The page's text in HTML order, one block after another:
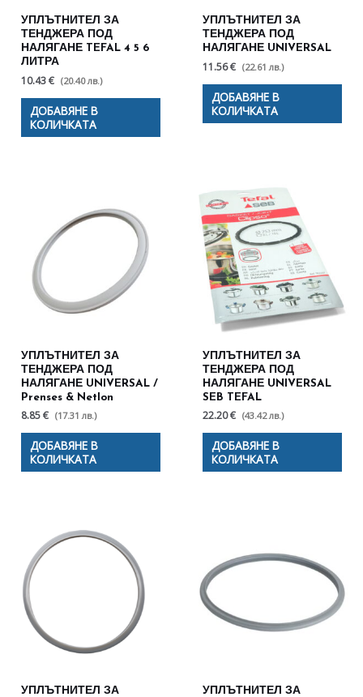
УПЛЪТНИТЕЛ ЗА
ТЕНДЖЕРА ПОД
НАЛЯГАНЕ TEFAL 4 5 6
ЛИТРА
10.43 € (20.40 лв.)
ДОБАВЯНЕ В
КОЛИЧКАТА
УПЛЪТНИТЕЛ ЗА
ТЕНДЖЕРА ПОД
НАЛЯГАНЕ UNIVERSAL
11.56 € (22.61 лв.)
ДОБАВЯНЕ В
КОЛИЧКАТА
УПЛЪТНИТЕЛ ЗА
ТЕНДЖЕРА ПОД
НАЛЯГАНЕ UNIVERSAL /
Prenses & Netlon
8.85 € (17.31 лв.)
ДОБАВЯНЕ В
КОЛИЧКАТА
УПЛЪТНИТЕЛ ЗА
ТЕНДЖЕРА ПОД
НАЛЯГАНЕ UNIVERSAL
SEB TEFAL
22.20 € (43.42 лв.)
ДОБАВЯНЕ В
КОЛИЧКАТА
УПЛЪТНИТЕЛ ЗА
УПЛЪТНИТЕЛ ЗА